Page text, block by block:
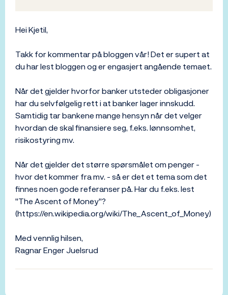
Hei Kjetil,
Takk for kommentar på bloggen vår! Det er supert at
du har lest bloggen og er engasjert angående temaet.
Når det gjelder hvorfor banker utsteder obligasjoner
har du selvfølgelig rett i at banker lager innskudd.
Samtidig tar bankene mange hensyn når det velger
hvordan de skal finansiere seg, f.eks. lønnsomhet,
risikostyring mv.
Når det gjelder det større spørsmålet om penger -
hvor det kommer fra mv. - så er det et tema som det
finnes noen gode referanser på. Har du f.eks. lest
"The Ascent of Money"?
(https://en.wikipedia.org/wiki/The_Ascent_of_Money)
Med vennlig hilsen,
Ragnar Enger Juelsrud